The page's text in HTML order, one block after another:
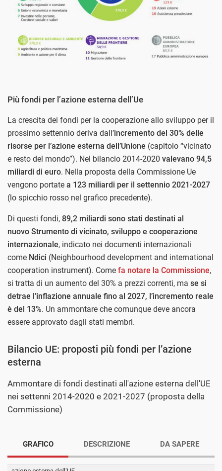
Più fondi per l’azione esterna dell’Ue
La crescita dei fondi per la cooperazione allo sviluppo per il
prossimo settennio deriva dall’incremento del 30% delle
risorse per l’azione esterna dell’Unione (capitolo “vicinato
e resto del mondo”). Nel bilancio 2014-2020 valevano 94,5
miliardi di euro. Nella proposta della Commissione Ue
vengono portate a 123 miliardi per il settennio 2021-2027
(lo spicchio rosso nel grafico precedente).
Di questi fondi, 89,2 miliardi sono stati destinati al
nuovo Strumento di vicinato, sviluppo e cooperazione
internazionale, indicato nei documenti internazionali
come Ndici (Neighbourhood development and international
cooperation instrument). Come fa notare la Commissione,
si tratta di un aumento del 30% a prezzi correnti, ma se si
detrae l’inflazione annuale fino al 2027, l’incremento reale
è del 13%. Un ammontare che comunque deve ancora
essere approvato dagli stati membri.
Bilancio UE: proposti più fondi per l’azione
esterna
Ammontare di fondi destinati all'azione esterna dell'UE
nei settenni 2014-2020 e 2021-2027 (proposta della
Commissione)
GRAFICO DESCRIZIONE DA SAPERE